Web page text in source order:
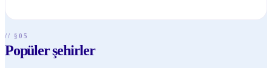
// §05
Popüler şehirler